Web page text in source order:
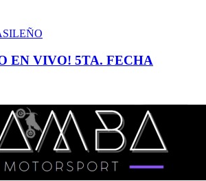
EN VIVO! 5TA. FECHA